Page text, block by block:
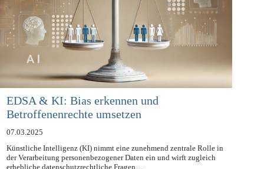
EDSA & KI: Bias erkennen und
Betroffenenrechte umsetzen
07.03.2025
Künstliche Intelligenz (KI) nimmt eine zunehmend zentrale Rolle in